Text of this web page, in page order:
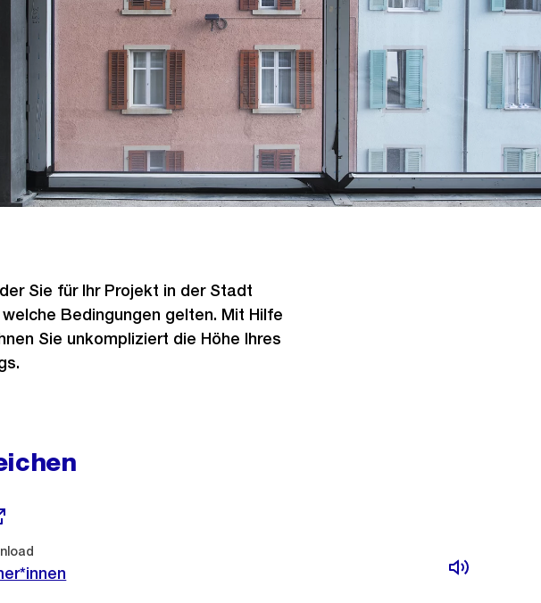
Sie für Ihr Projekt in der Stadt
Bedingungen gelten. Mit Hilfe
Sie unkompliziert die Höhe Ihres